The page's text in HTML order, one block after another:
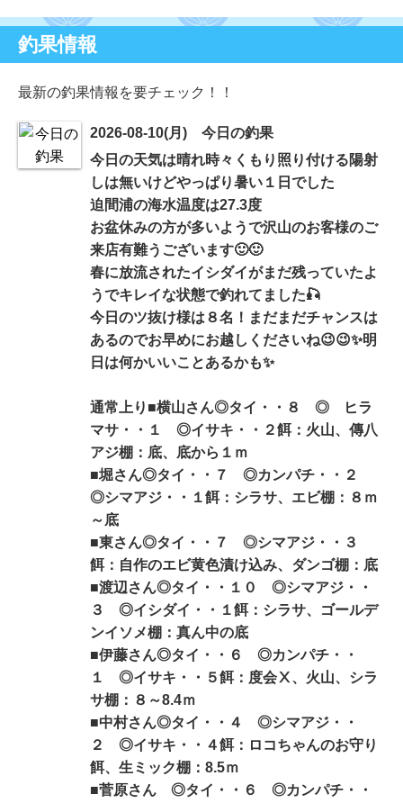
釣果情報
最新の釣果情報を要チェック！！
2026-08-10(月) 今日の釣果
今日の天気は晴れ時々くもり照り付ける陽射
しは無いけどやっぱり暑い１日でした
迫間浦の海水温度は27.3度
お盆休みの方が多いようで沢山のお客様のご
来店有難うございます🙂🙂
春に放流されたイシダイがまだ残っていたよ
うでキレイな状態で釣れてました🎣
今日のツ抜け様は８名！まだまだチャンスは
あるのでお早めにお越しくださいね😉😉✨明
日は何かいいことあるかも✨
通常上り■横山さん◎タイ・・８ ◎ ヒラ
マサ・・１ ◎イサキ・・２餌：火山、傳八
アジ棚：底、底から１ｍ
■堀さん◎タイ・・７ ◎カンパチ・・２
◎シマアジ・・１餌：シラサ、エビ棚：８ｍ
～底
■東さん◎タイ・・７ ◎シマアジ・・３
餌：自作のエビ黄色漬け込み、ダンゴ棚：底
■渡辺さん◎タイ・・１０ ◎シマアジ・・
３ ◎イシダイ・・１餌：シラサ、ゴールデ
ンイソメ棚：真ん中の底
■伊藤さん◎タイ・・６ ◎カンパチ・・
１ ◎イサキ・・５餌：度会Ⅹ、火山、シラ
サ棚：８～8.4ｍ
■中村さん◎タイ・・４ ◎シマアジ・・
２ ◎イサキ・・４餌：ロコちゃんのお守り
餌、生ミック棚：8.5ｍ
■菅原さん ◎タイ・・６ ◎カンパチ・・